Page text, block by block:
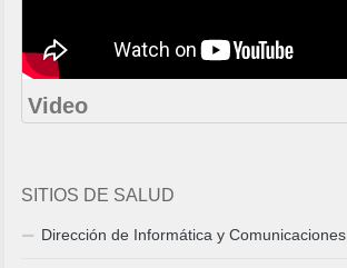
Video
SITIOS DE SALUD
Dirección de Informática y Comunicaciones